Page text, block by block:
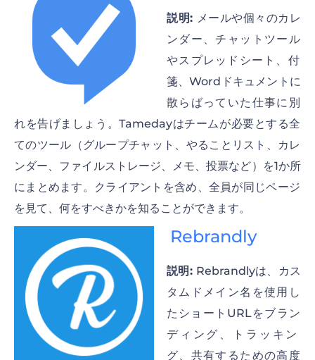
説明: メールや個々のカレ
ンダー、チャットツール
やスプレッドシート、付
箋、Wordドキュメントに
散らばっていた仕事に別
れを告げましょう。Tamedayはチームが必要とする全
てのツール（グループチャット、やることリスト、カレ
ンダー、ファイルストレージ、メモ、投票など）を1か所
にまとめます。クライアントを含め、全員が同じページ
を見て、何をすべきかを知ることができます。
Rebrandly
説明: Rebrandlyは、カス
タムドメイン名を使用し
たショートURLをブラン
ディング、トラッキン
グ、共有するための高度